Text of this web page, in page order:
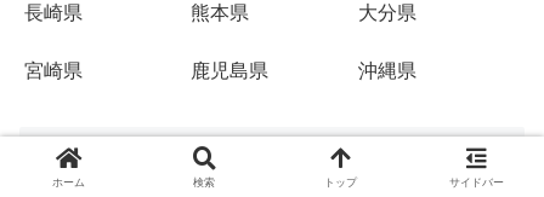
長崎県 熊本県 大分県
宮崎県 鹿児島県 沖縄県
キャンドゥ商品検索
ホーム 検索 トップ サイドバー